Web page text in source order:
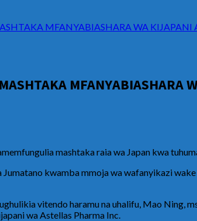
MFANYABIASHARA WA KIJAPANI
MFANYABIASHARA
mashtaka raia wa Japan kwa
Jumatano kwamba mmoja wa wafanyikazi
vitendo haramu na uhalifu, Mao Ning,
wa Astellas Pharma Inc.